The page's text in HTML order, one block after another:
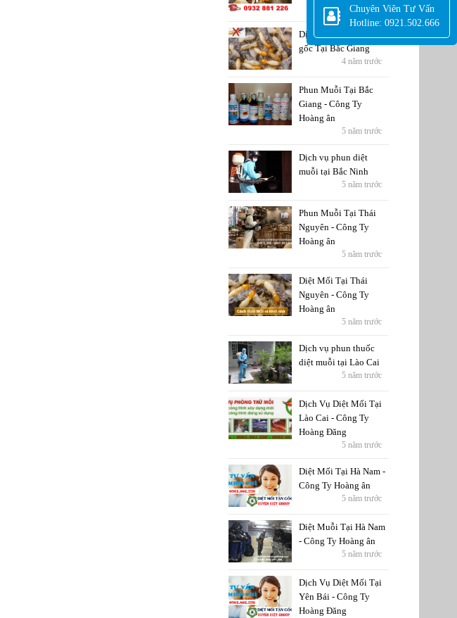
5 năm trước
Dịch Vụ Diệt Mối tận
gốc Tại Bắc Giang
4 năm trước
Phun Muỗi Tại Bắc
Giang - Công Ty
Hoàng ân
5 năm trước
Dịch vụ phun diệt
muỗi tại Bắc Ninh
5 năm trước
Phun Muỗi Tại Thái
Nguyên - Công Ty
Hoàng ân
5 năm trước
Diệt Mối Tại Thái
Nguyên - Công Ty
Hoàng ân
5 năm trước
Dịch vụ phun thuốc
diệt muỗi tại Lào Cai
5 năm trước
Dịch Vụ Diệt Mối Tại
Lào Cai - Công Ty
Hoàng Đăng
5 năm trước
Diệt Mối Tại Hà Nam -
Công Ty Hoàng ân
5 năm trước
Diệt Muỗi Tại Hà Nam
- Công Ty Hoàng ân
5 năm trước
Dịch Vụ Diệt Mối Tại
Yên Bái - Công Ty
Hoàng Đăng
Chuyên Viên Tư Vấn
Hotline: 0921.502.666